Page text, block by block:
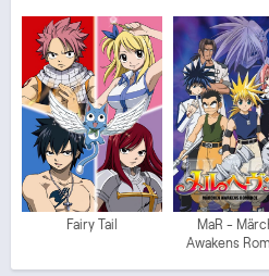
Fairy Tail
MaR -
Awakens